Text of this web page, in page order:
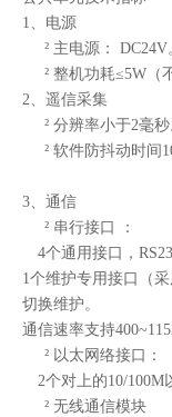
1、 电源
² 主电源： DC24V
² 整机功耗≤5W （
2、 遥信采集
² 分辨率小于2毫秒
² 软件防抖动时间
3、 通信
² 串行接口
：
4个通用接口 ，
1个维护专用接口（采
切换维护。
通信速率支持400~
² 以太网络接口 ：
2个对上的10/100M
² 无线通信模块